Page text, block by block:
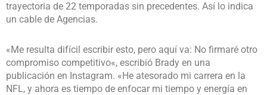
trayectoria de 22 temporadas sin precedentes. Así lo indica
un cable de Agencias.
«Me resulta difícil escribir esto, pero aquí va: No firmaré otro
compromiso competitivo«, escribió Brady en una
publicación en Instagram. «He atesorado mi carrera en la
NFL, y ahora es tiempo de enfocar mi tiempo y energía en